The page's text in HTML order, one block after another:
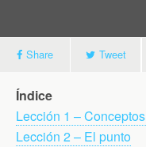
Share Tweet
Índice
Lección 1 –
Lección 2 – El punto